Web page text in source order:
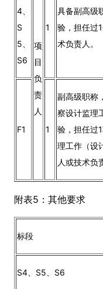
4、
S
5、
S6
项
目
负
责
人
1
具备副高级
验，担任过
术负责人。
F1 1
副高级职称
察设计监理
验，担任过
理工作（设
人或技术负
附表5：其他要求
标段
S4、S5、S6